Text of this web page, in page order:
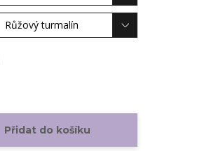
Přidat do košíku